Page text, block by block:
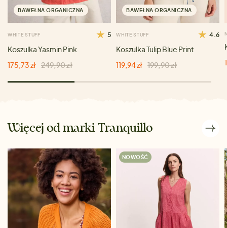
BAWEŁNA ORGANICZNA
WHITE STUFF 5
Koszulka Yasmin Pink
175,73 zł 249,90 zł
BAWEŁNA ORGANICZNA
WHITE STUFF 4.6
Koszulka Tulip Blue Print
119,94 zł 199,90 zł
Więcej od marki Tranquillo
NOWOŚĆ